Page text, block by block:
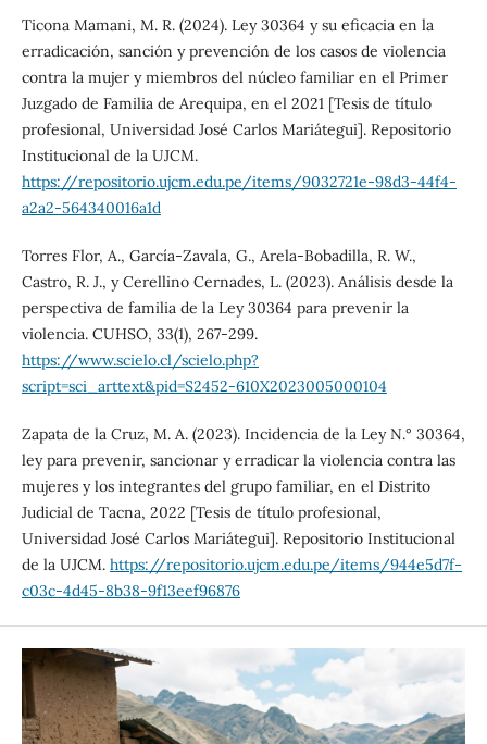
Ticona Mamani, M. R. (2024). Ley 30364 y su eficacia en la
erradicación, sanción y prevención de los casos de violencia
contra la mujer y miembros del núcleo familiar en el Primer
Juzgado de Familia de Arequipa, en el 2021 [Tesis de título
profesional, Universidad José Carlos Mariátegui]. Repositorio
Institucional de la UJCM.
https://repositorio.ujcm.edu.pe/items/9032721e-98d3-44f4-
a2a2-564340016a1d
Torres Flor, A., García-Zavala, G., Arela-Bobadilla, R. W.,
Castro, R. J., y Cerellino Cernades, L. (2023). Análisis desde la
perspectiva de familia de la Ley 30364 para prevenir la
violencia. CUHSO, 33(1), 267-299.
https://www.scielo.cl/scielo.php?
script=sci_arttext&pid=S2452-610X2023005000104
Zapata de la Cruz, M. A. (2023). Incidencia de la Ley N.° 30364,
ley para prevenir, sancionar y erradicar la violencia contra las
mujeres y los integrantes del grupo familiar, en el Distrito
Judicial de Tacna, 2022 [Tesis de título profesional,
Universidad José Carlos Mariátegui]. Repositorio Institucional
de la UJCM. https://repositorio.ujcm.edu.pe/items/944e5d7f-
c03c-4d45-8b38-9f13eef96876